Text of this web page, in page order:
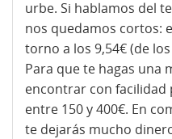
urbe. Si hablamos del
nos quedamos cortos:
torno a los 9,54€ (de
Para que te hagas una
encontrar con
entre 150 y 400€. En
te dejarás mucho